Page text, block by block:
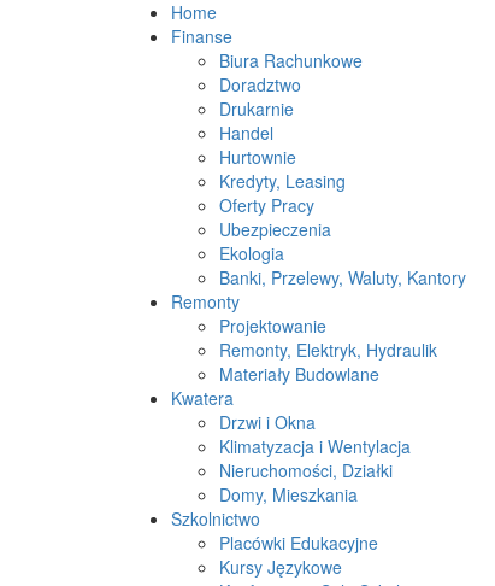
Home
Finanse
Biura Rachunkowe
Doradztwo
Drukarnie
Handel
Hurtownie
Kredyty, Leasing
Oferty Pracy
Ubezpieczenia
Ekologia
Banki, Przelewy, Waluty, Kantory
Remonty
Projektowanie
Remonty, Elektryk, Hydraulik
Materiały Budowlane
Kwatera
Drzwi i Okna
Klimatyzacja i Wentylacja
Nieruchomości, Działki
Domy, Mieszkania
Szkolnictwo
Placówki Edukacyjne
Kursy Językowe